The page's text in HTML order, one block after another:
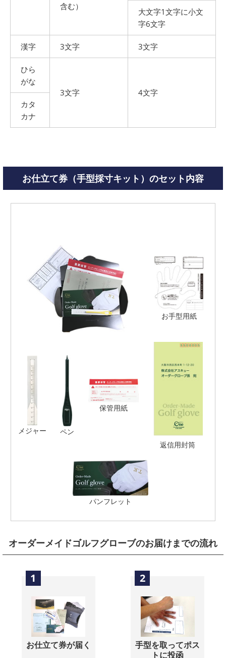
含む）
大文字1文字に小文
字6文字
漢字 3文字 3文字
ひら
がな
3文字
4文字
カタ
カナ
お仕立て券（手型採寸キット）のセット内容
お手型用紙
メジャー ペン
保管用紙
返信用封筒
パンフレット
オーダーメイドゴルフグローブのお届けまでの流れ
1
お仕立て券が届く
2
手型を取ってポス
トに投函